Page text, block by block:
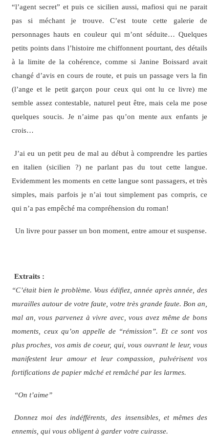
“l’agent secret” et puis ce sicilien aussi, mafiosi qui ne parait
pas si méchant je trouve. C’est toute cette galerie de
personnages hauts en couleur qui m’ont séduite… Quelques
petits points dans l’histoire me chiffonnent pourtant, des détails
à la limite de la cohérence, comme si Janine Boissard avait
changé d’avis en cours de route, et puis un passage vers la fin
(l’ange et le petit garçon pour ceux qui ont lu ce livre) me
semble assez contestable, naturel peut être, mais cela me pose
quelques soucis. Je n’aime pas qu’on mente aux enfants je
crois…
J’ai eu un petit peu de mal au début à comprendre les parties
en italien (sicilien ?) ne parlant pas du tout cette langue.
Evidemment les moments en cette langue sont passagers, et très
simples, mais parfois je n’ai tout simplement pas compris, ce
qui n’a pas empêché ma compréhension du roman!
Un livre pour passer un bon moment, entre amour et suspense.
Extraits :
“C’était bien le problème. Vous édifiez, année après année, des
murailles autour de votre faute, votre très grande faute. Bon an,
mal an, vous parvenez à vivre avec, vous avez même de bons
moments, ceux qu’on appelle de “rémission”. Et ce sont vos
plus proches, vos amis de coeur, qui, vous ouvrant le leur, vous
manifestent leur amour et leur compassion, pulvérisent vos
fortifications de papier mâché et remâché par les larmes.
“On t’aime”
Donnez moi des indéfférents, des insensibles, et mêmes des
ennemis, qui vous obligent à garder votre cuirasse.